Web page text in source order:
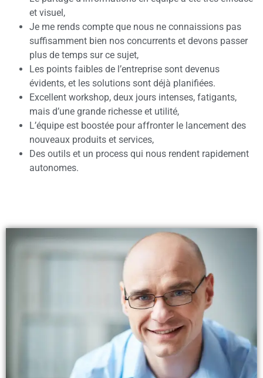
et visuel,
Je me rends compte que nous ne connaissions pas
suffisamment bien nos concurrents et devons passer
plus de temps sur ce sujet,
Les points faibles de l’entreprise sont devenus
évidents, et les solutions sont déjà planifiées.
Excellent workshop, deux jours intenses, fatigants,
mais d’une grande richesse et utilité,
L’équipe est boostée pour affronter le lancement des
nouveaux produits et services,
Des outils et un process qui nous rendent rapidement
autonomes.